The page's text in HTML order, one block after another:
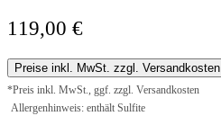
119,00 €
Preise inkl. MwSt. zzgl. Versandkosten
*Preis inkl. MwSt., ggf. zzgl. Versandkosten
Allergenhinweis: enthält Sulfite